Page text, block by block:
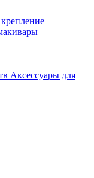
Аксессуары для